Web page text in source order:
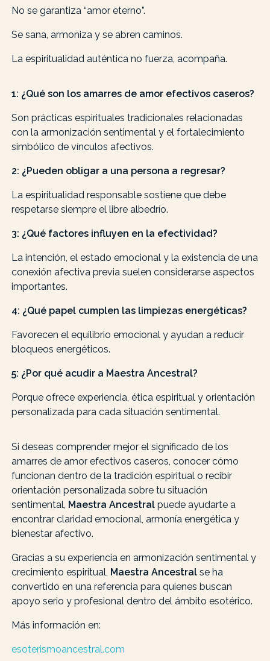
No se garantiza “amor eterno”.
Se sana, armoniza y se abren caminos.
La espiritualidad auténtica no fuerza, acompaña.
1: ¿Qué son los amarres de amor efectivos caseros?
Son prácticas espirituales tradicionales relacionadas
con la armonización sentimental y el fortalecimiento
simbólico de vínculos afectivos.
2: ¿Pueden obligar a una persona a regresar?
La espiritualidad responsable sostiene que debe
respetarse siempre el libre albedrío.
3: ¿Qué factores influyen en la efectividad?
La intención, el estado emocional y la existencia de una
conexión afectiva previa suelen considerarse aspectos
importantes.
4: ¿Qué papel cumplen las limpiezas energéticas?
Favorecen el equilibrio emocional y ayudan a reducir
bloqueos energéticos.
5: ¿Por qué acudir a Maestra Ancestral?
Porque ofrece experiencia, ética espiritual y orientación
personalizada para cada situación sentimental.
Si deseas comprender mejor el significado de los
amarres de amor efectivos caseros, conocer cómo
funcionan dentro de la tradición espiritual o recibir
orientación personalizada sobre tu situación
sentimental, Maestra Ancestral puede ayudarte a
encontrar claridad emocional, armonía energética y
bienestar afectivo.
Gracias a su experiencia en armonización sentimental y
crecimiento espiritual, Maestra Ancestral se ha
convertido en una referencia para quienes buscan
apoyo serio y profesional dentro del ámbito esotérico.
Más información en:
esoterismoancestral.com